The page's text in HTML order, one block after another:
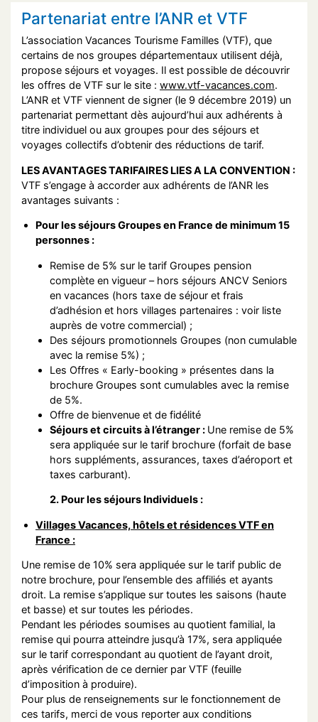
Partenariat entre l’ANR et VTF
L’association Vacances Tourisme Familles (VTF), que
certains de nos groupes départementaux utilisent déjà,
propose séjours et voyages. Il est possible de découvrir
les offres de VTF sur le site : www.vtf-vacances.com.
L’ANR et VTF viennent de signer (le 9 décembre 2019) un
partenariat permettant dès aujourd’hui aux adhérents à
titre individuel ou aux groupes pour des séjours et
voyages collectifs d’obtenir des réductions de tarif.
LES AVANTAGES TARIFAIRES LIES A LA CONVENTION :
VTF s’engage à accorder aux adhérents de l’ANR les
avantages suivants :
Pour les séjours Groupes en France de minimum 15
personnes :
Remise de 5% sur le tarif Groupes pension
complète en vigueur – hors séjours ANCV Seniors
en vacances (hors taxe de séjour et frais
d’adhésion et hors villages partenaires : voir liste
auprès de votre commercial) ;
Des séjours promotionnels Groupes (non cumulable
avec la remise 5%) ;
Les Offres « Early-booking » présentes dans la
brochure Groupes sont cumulables avec la remise
de 5%.
Offre de bienvenue et de fidélité
Séjours et circuits à l’étranger : Une remise de 5%
sera appliquée sur le tarif brochure (forfait de base
hors suppléments, assurances, taxes d’aéroport et
taxes carburant).
2. Pour les séjours Individuels :
Villages Vacances, hôtels et résidences VTF en
France :
Une remise de 10% sera appliquée sur le tarif public de
notre brochure, pour l’ensemble des affiliés et ayants
droit. La remise s’applique sur toutes les saisons (haute
et basse) et sur toutes les périodes.
Pendant les périodes soumises au quotient familial, la
remise qui pourra atteindre jusqu’à 17%, sera appliquée
sur le tarif correspondant au quotient de l’ayant droit,
après vérification de ce dernier par VTF (feuille
d’imposition à produire).
Pour plus de renseignements sur le fonctionnement de
ces tarifs, merci de vous reporter aux conditions